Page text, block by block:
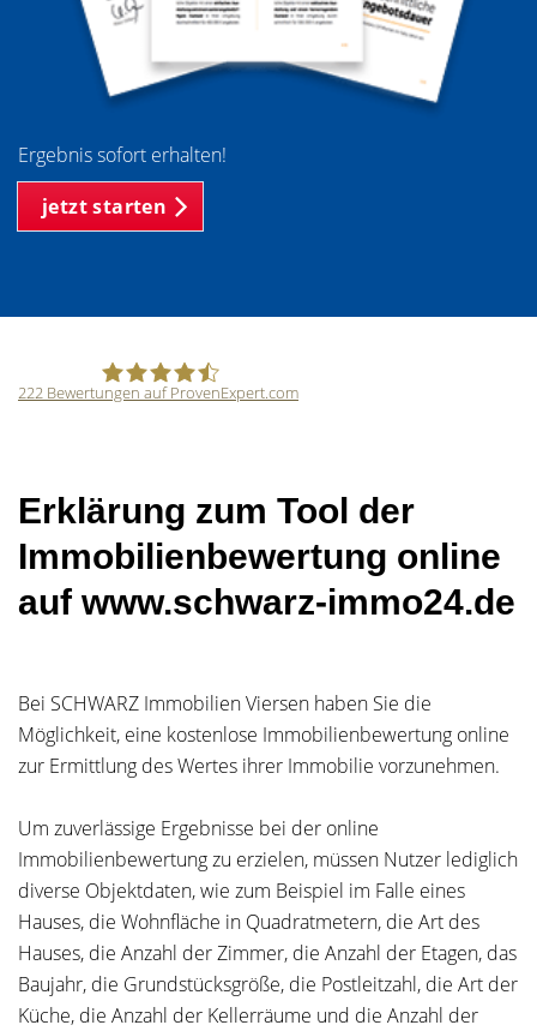
Ergebnis sofort erhalten!
jetzt starten
222 Bewertungen auf ProvenExpert.com
Erklärung zum Tool der
Immobilienbewertung online
auf www.schwarz-immo24.de
Bei SCHWARZ Immobilien Viersen haben Sie die
Möglichkeit, eine kostenlose Immobilienbewertung online
zur Ermittlung des Wertes ihrer Immobilie vorzunehmen.
Um zuverlässige Ergebnisse bei der online
Immobilienbewertung zu erzielen, müssen Nutzer lediglich
diverse Objektdaten, wie zum Beispiel im Falle eines
Hauses, die Wohnfläche in Quadratmetern, die Art des
Hauses, die Anzahl der Zimmer, die Anzahl der Etagen, das
Baujahr, die Grundstücksgröße, die Postleitzahl, die Art der
Küche, die Anzahl der Kellerräume und die Anzahl der